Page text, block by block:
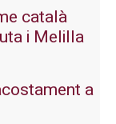
català
i Melilla
a